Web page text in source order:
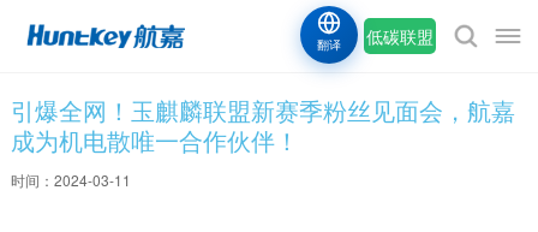
低碳联盟
翻译
引爆全网！玉麒麟联盟新赛季粉丝见面会，航嘉
成为机电散唯一合作伙伴！
时间：2024-03-11